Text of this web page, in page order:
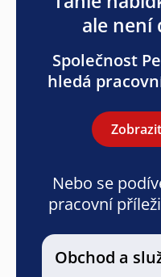
ale není
Společnost
hledá
Nebo se
pracovní
Obchod a